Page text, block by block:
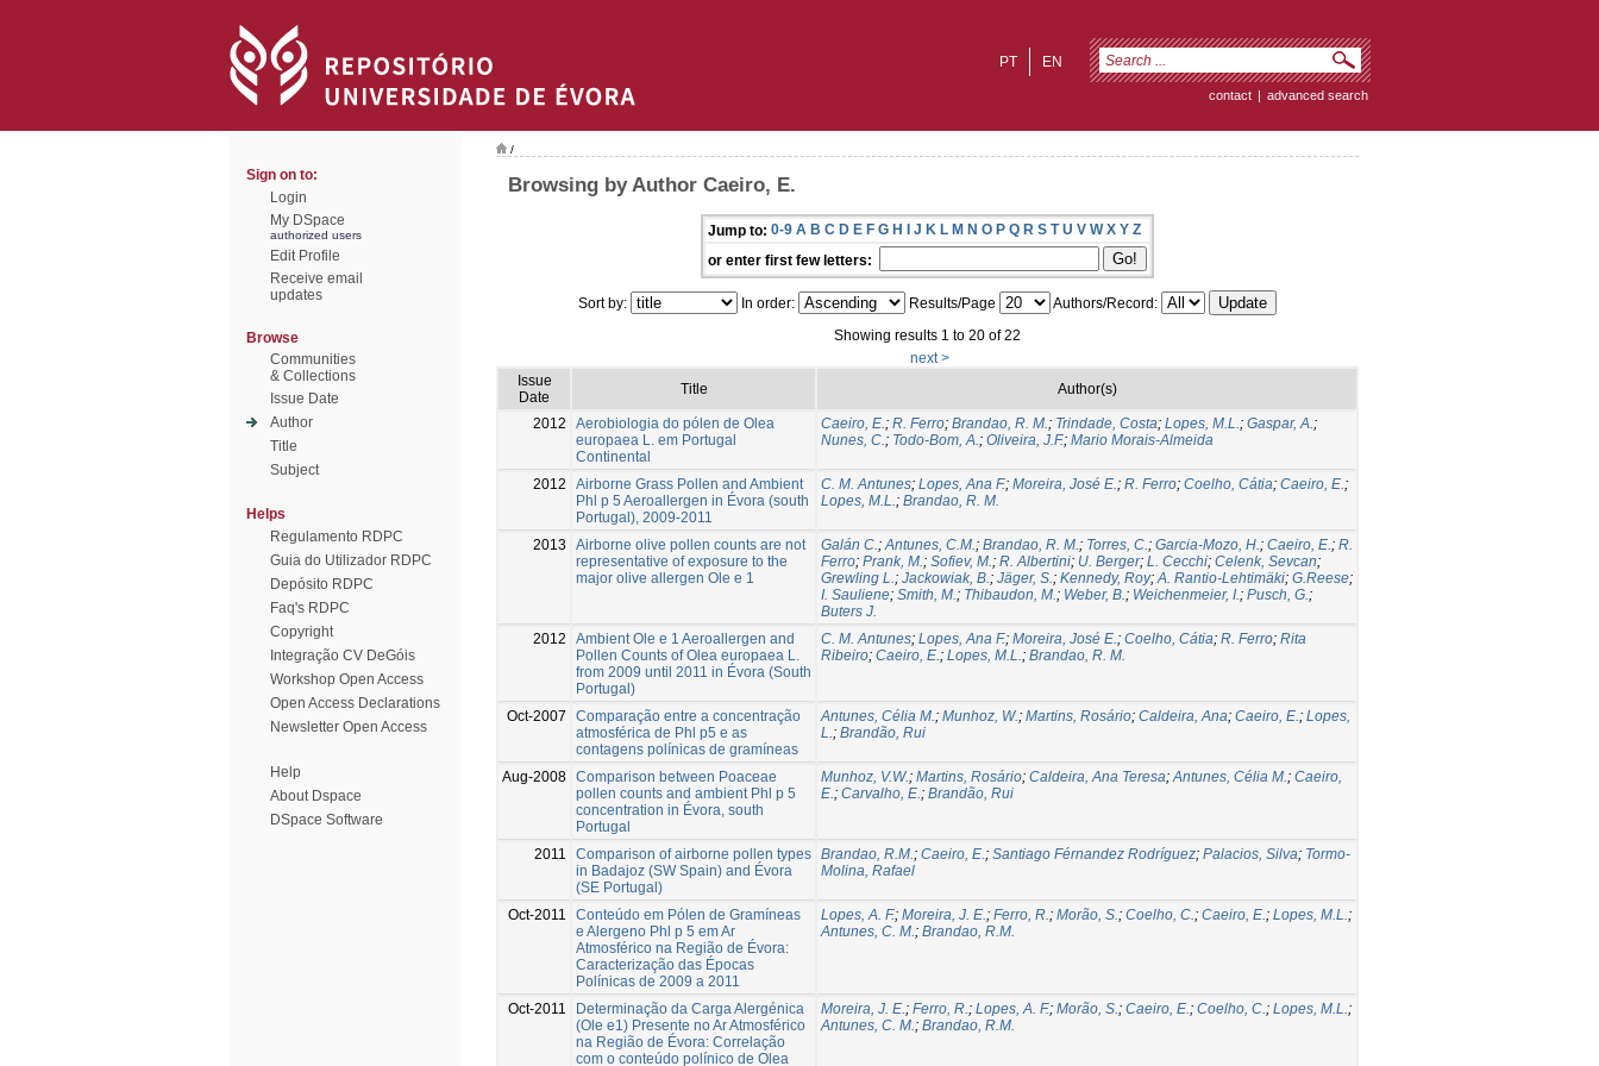
EN
PT
contact | advanced search
Sign on to:
Login
My DSpace
authorized users
Edit Profile
Receive email
updates
Browse
Communities
& Collections
Issue Date
Author
Title
Subject
Helps
Regulamento RDPC
Guia do Utilizador RDPC
Depósito RDPC
Faq's RDPC
Copyright
Integração CV DeGóis
Workshop Open Access
Open Access Declarations
Newsletter Open Access
Help
About Dspace
DSpace Software
/
Browsing by Author Caeiro, E.
Jump to: 0-9 A B C D E F G H I J K L M N O P Q R S T U V W X Y Z
or enter first few letters:
Sort by: In order: Results/Page
Authors/Record:
Showing results 1 to 20 of 22
next >
Issue
Date
Title Author(s)
2012
Aerobiologia do pólen de Olea
europaea L. em Portugal
Continental
Caeiro, E.; R. Ferro; Brandao, R. M.; Trindade, Costa; Lopes, M.L.; Gaspar, A.;
Nunes, C.; Todo-Bom, A.; Oliveira, J.F.; Mario Morais-Almeida
2012
Airborne Grass Pollen and Ambient
Phl p 5 Aeroallergen in Évora (south
Portugal), 2009-2011
C. M. Antunes; Lopes, Ana F.; Moreira, José E.; R. Ferro; Coelho, Cátia; Caeiro, E.;
Lopes, M.L.; Brandao, R. M.
2013
Airborne olive pollen counts are not
representative of exposure to the
major olive allergen Ole e 1
Galán C.;Antunes, C.M.; Brandao, R. M.; Torres, C.; Garcia-Mozo, H.; Caeiro, E.; R.
Ferro; Prank, M.; Sofiev, M.; R. Albertini; U. Berger; L. Cecchi; Celenk, Sevcan;
Grewling L.; Jackowiak, B.; Jäger, S.; Kennedy, Roy;A. Rantio-Lehtimäki; G.Reese;
I. Sauliene; Smith, M.; Thibaudon, M.; Weber, B.; Weichenmeier, I.; Pusch, G.;
Buters J.
2012
Ambient Ole e 1 Aeroallergen and
Pollen Counts of Olea europaea L.
from 2009 until 2011 in Évora (South
Portugal)
C. M. Antunes; Lopes, Ana F.; Moreira, José E.; Coelho, Cátia; R. Ferro; Rita
Ribeiro; Caeiro, E.; Lopes, M.L.; Brandao, R. M.
Oct-2007
Comparação entre a concentração
atmosférica de Phl p5 e as
contagens polínicas de gramíneas
Antunes, Célia M.; Munhoz, W.; Martins, Rosário; Caldeira, Ana; Caeiro, E.; Lopes,
L.; Brandão, Rui
Aug-2008 Comparison between Poaceae
pollen counts and ambient Phl p 5
concentration in Évora, south
Portugal
Munhoz, V.W.; Martins, Rosário; Caldeira, Ana Teresa;Antunes, Célia M.; Caeiro,
E.; Carvalho, E.; Brandão, Rui
2011
Comparison of airborne pollen types
in Badajoz (SW Spain) and Évora
(SE Portugal)
Brandao, R.M.; Caeiro, E.; Santiago Férnandez Rodríguez; Palacios, Silva; Tormo-
Molina, Rafael
Oct-2011
Conteúdo em Pólen de Gramíneas
e Alergeno Phl p 5 em Ar
Atmosférico na Região de Évora:
Caracterização das Épocas
Polínicas de 2009 a 2011
Lopes, A. F.; Moreira, J. E.; Ferro, R.; Morão, S.; Coelho, C.; Caeiro, E.; Lopes, M.L.;
Antunes, C. M.; Brandao, R.M.
Oct-2011
Determinação da Carga Alergénica
(Ole e1) Presente no Ar Atmosférico
na Região de Évora: Correlação
com o conteúdo polínico de Olea
Moreira, J. E.; Ferro, R.; Lopes, A. F.; Morão, S.; Caeiro, E.; Coelho, C.; Lopes, M.L.;
Antunes, C. M.; Brandao, R.M.